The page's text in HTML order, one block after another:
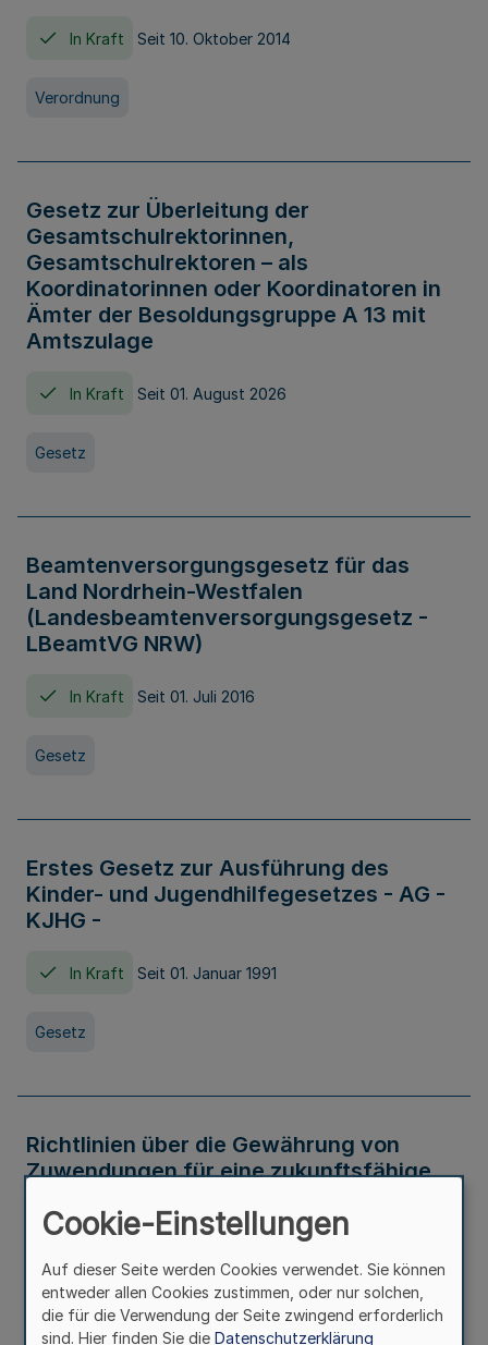
In Kraft Seit 10. Oktober 2014
Verordnung
Gesetz zur Überleitung der
Gesamtschulrektorinnen,
Gesamtschulrektoren – als
Koordinatorinnen oder Koordinatoren in
Ämter der Besoldungsgruppe A 13 mit
Amtszulage
In Kraft Seit 01. August 2026
Gesetz
Beamtenversorgungsgesetz für das
Land Nordrhein-Westfalen
(Landesbeamtenversorgungsgesetz -
LBeamtVG NRW)
In Kraft Seit 01. Juli 2016
Gesetz
Erstes Gesetz zur Ausführung des
Kinder- und Jugendhilfegesetzes - AG -
KJHG -
In Kraft Seit 01. Januar 1991
Gesetz
Richtlinien über die Gewährung von
Zuwendungen für eine zukunftsfähige
Nordrhein-Westfalen
In Kraft
Verwaltungsvorschrift
Cookie-Einstellungen
Auf dieser Seite werden Cookies verwendet. Sie können
entweder allen Cookies zustimmen, oder nur solchen,
die für die Verwendung der Seite zwingend erforderlich
sind. Hier finden Sie die Datenschutzerklärung